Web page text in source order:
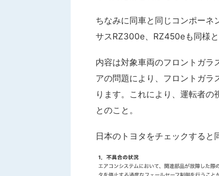
ちなみに同車と同じコンポーネ
サスRZ300e、RZ450eも同様と
内容は対象車両のフロントガラ
アの問題により、フロントガラ
ります。これにより、運転者
とのこと。
日本のトヨタをチェックすると